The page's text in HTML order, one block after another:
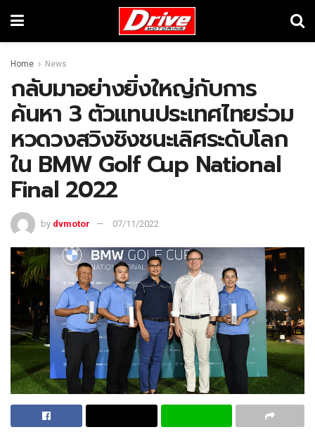
Home News
กลับมาอย่างยิ่งใหญ่กับการ
ค้นหา 3 ตัวแทนประเทศไทยร่วม
หวดวงสวิงชิงชนะเลิศระดับโลก
ใน BMW Golf Cup National
Final 2022
by dvmotor 07/11/2022